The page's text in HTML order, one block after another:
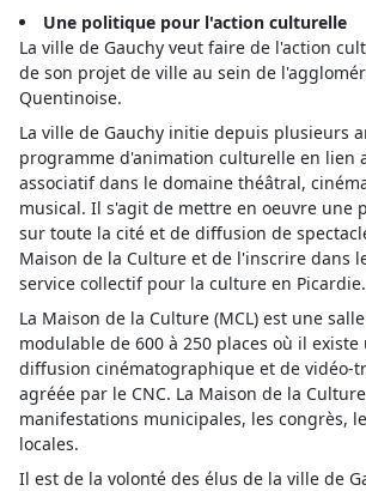
Une politique pour l'action culturelle
La ville de Gauchy veut faire de l'action
de son projet de ville au sein de
Quentinoise.
La ville de Gauchy initie depuis plusieurs
programme d'animation culturelle en lien
associatif dans le domaine théâtral,
musical. Il s'agit de mettre en oeuvre une
sur toute la cité et de diffusion de
Maison de la Culture et de l'inscrire dans
service collectif pour la culture en Picardie.
La Maison de la Culture (MCL) est une
modulable de 600 à 250 places où il
diffusion cinématographique et de vidéo-
agréée par le CNC. La Maison de la
manifestations municipales, les congrès,
locales.
Il est de la volonté des élus de la ville de